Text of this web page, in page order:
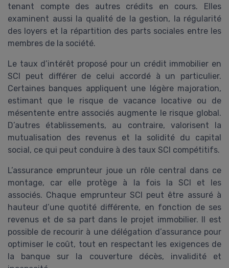
tenant compte des autres crédits en cours. Elles
examinent aussi la qualité de la gestion, la régularité
des loyers et la répartition des parts sociales entre les
membres de la société.
Le taux d’intérêt proposé pour un crédit immobilier en
SCI peut différer de celui accordé à un particulier.
Certaines banques appliquent une légère majoration,
estimant que le risque de vacance locative ou de
mésentente entre associés augmente le risque global.
D’autres établissements, au contraire, valorisent la
mutualisation des revenus et la solidité du capital
social, ce qui peut conduire à des taux SCI compétitifs.
L’assurance emprunteur joue un rôle central dans ce
montage, car elle protège à la fois la SCI et les
associés. Chaque emprunteur SCI peut être assuré à
hauteur d’une quotité différente, en fonction de ses
revenus et de sa part dans le projet immobilier. Il est
possible de recourir à une délégation d’assurance pour
optimiser le coût, tout en respectant les exigences de
la banque sur la couverture décès, invalidité et